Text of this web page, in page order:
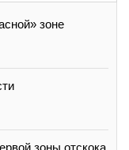
зоне
зоны отскока